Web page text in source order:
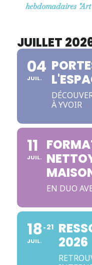
hebdomadaires
JUILLET
04
JUIL.
À YVOIR
11
JUIL.
EN DUO
18
JUIL.
21
2026